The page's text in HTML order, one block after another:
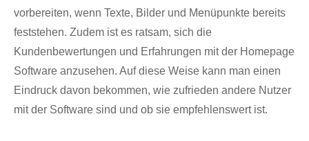
vorbereiten, wenn Texte, Bilder und Menüpunkte bereits
feststehen. Zudem ist es ratsam, sich die
Kundenbewertungen und Erfahrungen mit der Homepage
Software anzusehen. Auf diese Weise kann man einen
Eindruck davon bekommen, wie zufrieden andere Nutzer
mit der Software sind und ob sie empfehlenswert ist.